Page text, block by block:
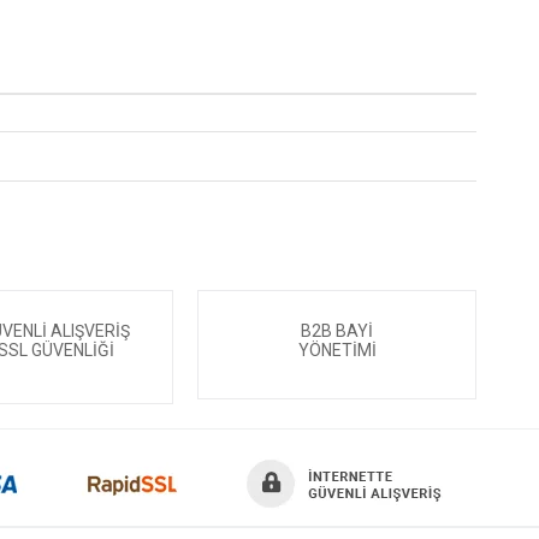
ALIŞVERİŞ
GÜVENLİĞİ
B2B BAYİ
YÖNETİMİ